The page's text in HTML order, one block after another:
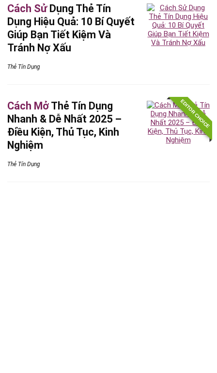
Cách SửDụng Thẻ Tín
Dụng Hiệu Quả: 10 Bí Quyết
Giúp Bạn Tiết Kiệm Và
Tránh Nợ Xấu
Thẻ Tín Dụng
Cách Mở Thẻ Tín Dụng
Nhanh & Dễ Nhất 2025 –
Điều Kiện, Thủ Tục, Kinh
Nghiệm
Thẻ Tín Dụng
EDITOR CHOICE